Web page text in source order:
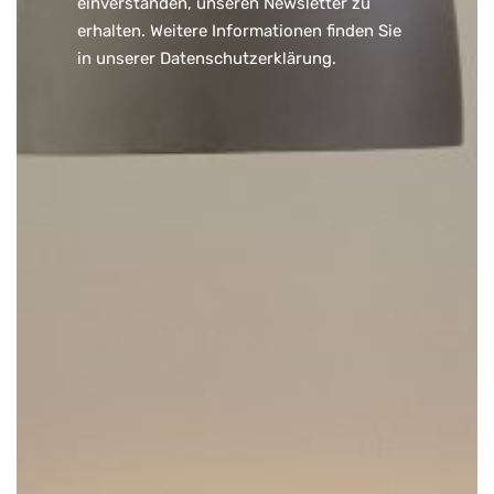
erhalten. Weitere Informationen finden Sie
in unserer Datenschutzerklärung.